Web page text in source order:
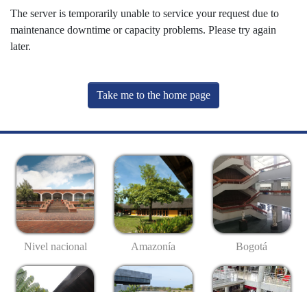
The server is temporarily unable to service your request due to
maintenance downtime or capacity problems. Please try again
later.
Take me to the home page
Nivel nacional Amazonía Bogotá